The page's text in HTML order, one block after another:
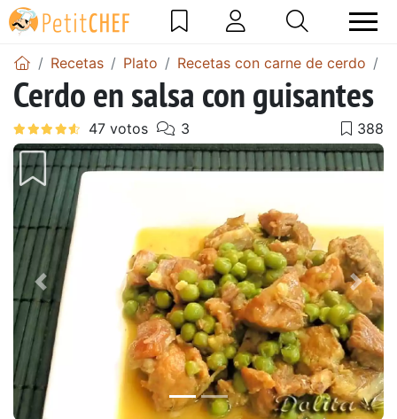
Recetas Plato Recetas con carne de cerdo
Cerdo en salsa con guisantes
Anterior